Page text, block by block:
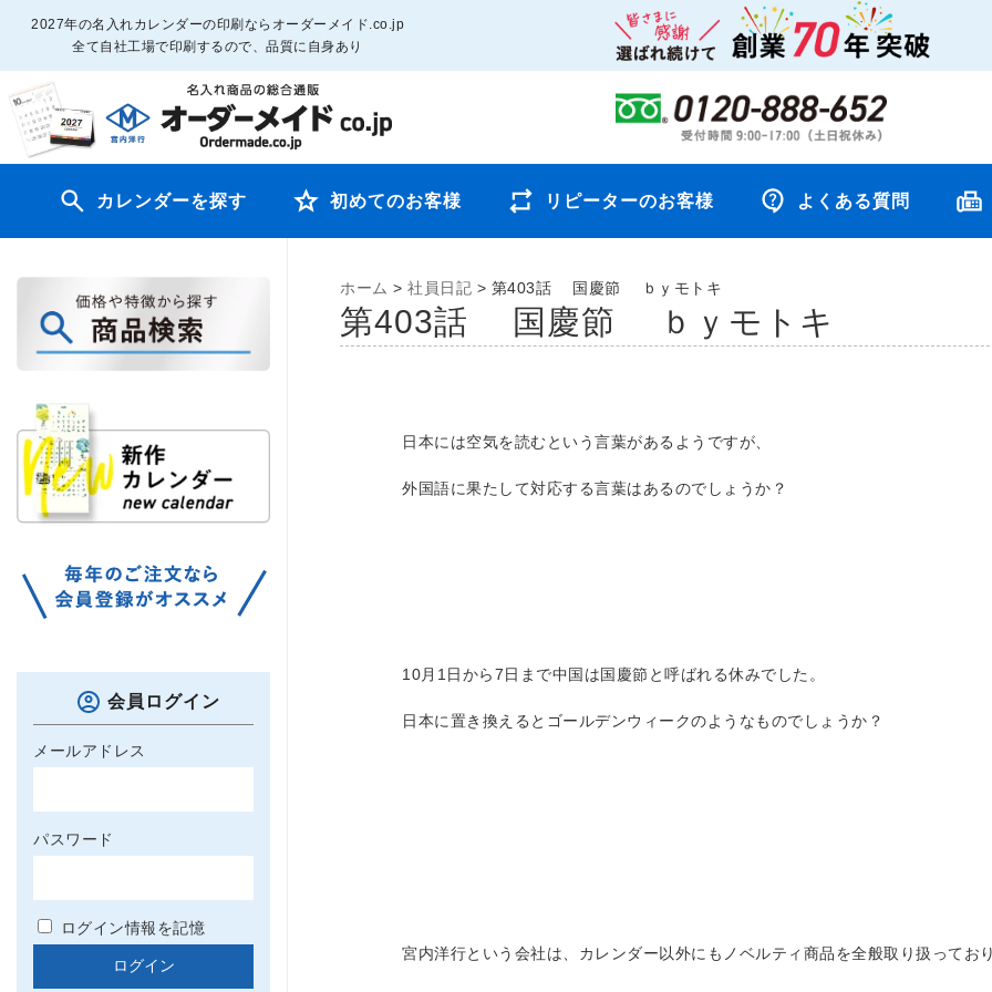
2027年の名入れカレンダーの印刷ならオーダーメイド.co.jp
全て自社工場で印刷するので、品質に自身あり
カレンダーを探す 初めてのお客様 リピーターのお客様 よくある質問
ホーム > 社員日記 > 第403話 国慶節 ｂｙモトキ
第403話 国慶節 ｂｙモトキ
日本には空気を読むという言葉があるようですが、
外国語に果たして対応する言葉はあるのでしょうか？
10月1日から7日まで中国は国慶節と呼ばれる休みでした。
日本に置き換えるとゴールデンウィークのようなものでしょうか？
宮内洋行という会社は、カレンダー以外にもノベルティ商品を全般取り扱ってお
会員ログイン
メールアドレス
パスワード
ログイン情報を記憶